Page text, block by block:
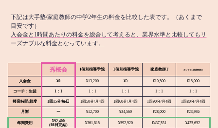
下記は大手塾/家庭教師の中学2年生の料金を比較した表です。（あくまで
目安です）
入会金と1時間あたりの料金を総合して考えると、業界水準と比較してもリ
ーズナブルな料金となっています。
秀桜会 I個別指導学院 T個別指導学院 家庭教師T オンライン家庭教師M
入会金 ¥0 ¥13,200 ¥0 ¥10,500 ¥15,000
コーチ：生徒 1：1 1：1 1：1 1：1 1：1
授業時間/頻度 1回15分/毎日 1回50分/月4回 1回60分/月4回 1回90分/月4回 1回80分/月4回
月謝 ー ¥12,700 ¥34,560 ¥28,000 ¥23,936
年間費用
¥92,400
(66日完結)
¥361,815 ¥592,920 ¥437,531 ¥425,652